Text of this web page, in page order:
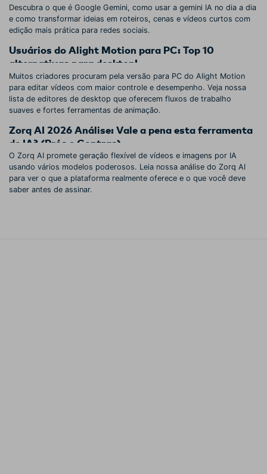
Descubra o que é Google Gemini, como usar a gemini IA no dia a dia
e como transformar ideias em roteiros, cenas e vídeos curtos com
edição mais prática para redes sociais.
Usuários do Alight Motion para PC: Top 10
alternativas para desktop!
Muitos criadores procuram pela versão para PC do Alight Motion
para editar vídeos com maior controle e desempenho. Veja nossa
lista de editores de desktop que oferecem fluxos de trabalho
suaves e fortes ferramentas de animação.
Zorq AI 2026 Análise: Vale a pena esta ferramenta
de IA? (Prós e Contras)
O Zorq AI promete geração flexível de vídeos e imagens por IA
usando vários modelos poderosos. Leia nossa análise do Zorq AI
para ver o que a plataforma realmente oferece e o que você deve
saber antes de assinar.